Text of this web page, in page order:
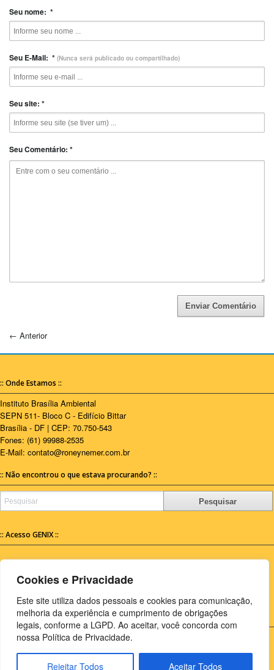
Cookies e Privacidade
Este site utiliza dados pessoais e cookies para comunicação,
melhoria da experiência e cumprimento de obrigações
legais, conforme a LGPD. Ao aceitar, você concorda com
nossa Política de Privacidade.
Rejeitar Todos Aceitar Todos
Seu nome: *
Seu E-Mail: * (Nunca será publicado ou compartilhado)
Seu site: *
Seu Comentário: *
Enviar Comentário
← Anterior
:: Onde Estamos ::
Instituto Brasília Ambiental
SEPN 511- Bloco C - Edifício Bittar
Brasília - DF | CEP: 70.750-543
Fones: (61) 99988-2535
E-Mail: contato@roneynemer.com.br
:: Não encontrou o que estava procurando? ::
Pesquisar
:: Acesso GENIX ::
Copyright © 2012-2023 — Todos os direitos reservados.